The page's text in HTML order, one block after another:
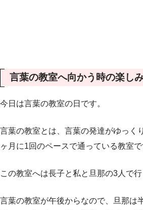
言葉の教室へ向かう時の楽し
今日は言葉の教室の日です。
言葉の教室とは、言葉の発達がゆっく
ヶ月に1回のペースで通っている教室で
この教室へは長子と私と旦那の3人で行
言葉の教室が午後からなので、旦那は